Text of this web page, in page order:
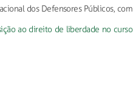
dos Defensores Públicos, com
ao direito de liberdade no curso